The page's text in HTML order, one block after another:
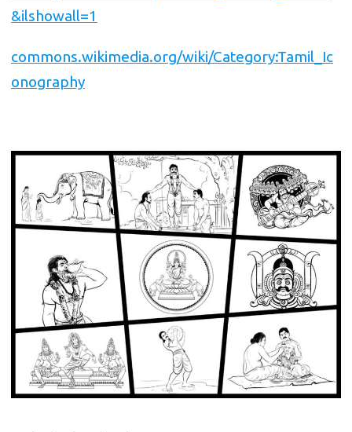
&ilshowall=1
commons.wikimedia.org/wiki/Category:Tamil_Ic
onography